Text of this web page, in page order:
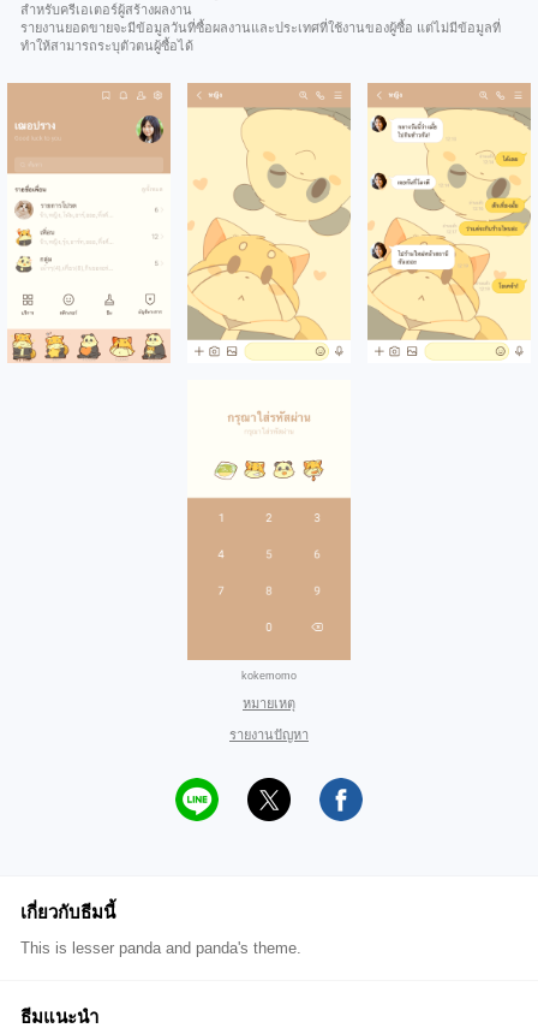
สำหรับครีเอเตอร์ผู้สร้างผลงาน
รายงานยอดขายจะมีข้อมูลวันที่ซื้อผลงานและประเทศที่ใช้งานของผู้ซื้อ แต่ไม่มีข้อมูลที่
ทำให้สามารถระบุตัวตนผู้ซื้อได้
kokemomo
หมายเหตุ
รายงานปัญหา
เกี่ยวกับธีมนี้
This is lesser panda and panda's theme.
ธีมแนะนำ